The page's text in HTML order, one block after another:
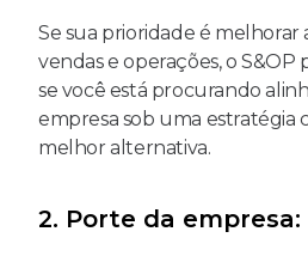
Se sua prioridade é
vendas e operações, o S&OP
se você está procurando
empresa sob uma estratégia
melhor alternativa.
2. Porte da empresa: